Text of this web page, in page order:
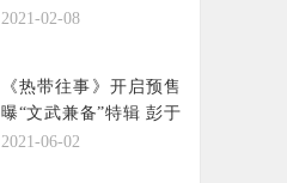
念《小王子》出版75周
2021-02-08
《热带往事》开启预售
曝“文武兼备”特辑 彭于
晏为角色减重32斤
2021-06-02